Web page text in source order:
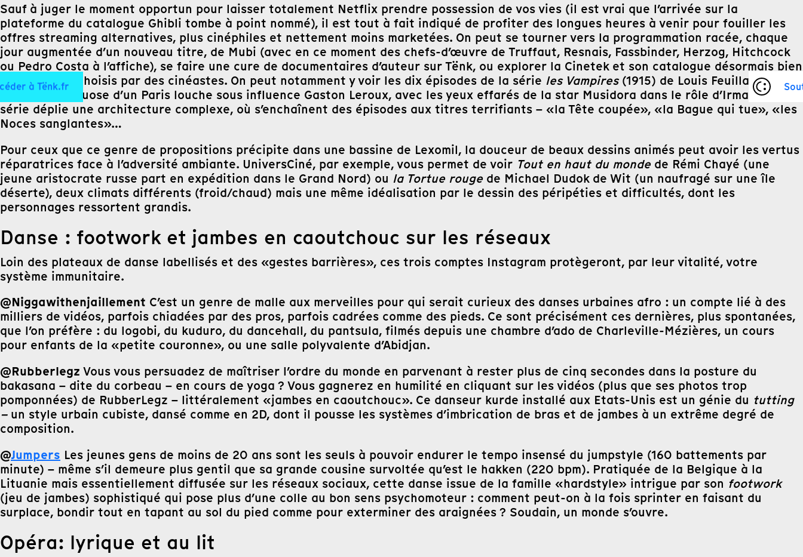
à Tënk.fr
Sauf à juger le moment opportun pour laisser totalement Netflix prendre possession de vos vies (il est vrai que l’arrivée sur la
plateforme du catalogue Ghibli tombe à point nommé), il est tout à fait indiqué de profiter des longues heures à venir pour fouiller les
offres streaming alternatives, plus cinéphiles et nettement moins marketées. On peut se tourner vers la programmation racée, chaque
jour augmentée d’un nouveau titre, de Mubi (avec en ce moment des chefs-d’œuvre de Truffaut, Resnais, Fassbinder, Herzog, Hitchcock
ou Pedro Costa à l’affiche), se faire une cure de documentaires d’auteur sur Tënk, ou explorer la Cinetek et son catalogue désormais bien
garni de film choisis par des cinéastes. On peut notamment y voir les dix épisodes de la série les Vampires(1915) de Louis Feuillade,
évocation virtuose d’un Paris louche sous influence Gaston Leroux, avec les yeux effarés de la star Musidora dans le rôle d’Irma Vep. La
série déplie une architecture complexe, où s’enchaînent des épisodes aux titres terrifiants – «la Tête coupée», «la Bague qui tue», «les
Noces sanglantes»…
Pour ceux que ce genre de propositions précipite dans une bassine de Lexomil, la douceur de beaux dessins animés peut avoir les vertus
réparatrices face à l’adversité ambiante. UniversCiné, par exemple, vous permet de voir Tout en haut du monde de Rémi Chayé (une
jeune aristocrate russe part en expédition dans le Grand Nord) ou la Tortue rougede Michael Dudok de Wit (un naufragé sur une île
déserte), deux climats différents (froid/chaud) mais une même idéalisation par le dessin des péripéties et difficultés, dont les
personnages ressortent grandis.
Danse : footwork et jambes en caoutchouc sur les réseaux
Loin des plateaux de danse labellisés et des «gestes barrières», ces trois comptes Instagram protègeront, par leur vitalité, votre
système immunitaire.
@Niggawithenjaillement C’est un genre de malle aux merveilles pour qui serait curieux des danses urbaines afro : un compte lié à des
milliers de vidéos, parfois chiadées par des pros, parfois cadrées comme des pieds. Ce sont précisément ces dernières, plus spontanées,
que l’on préfère : du logobi, du kuduro, du dancehall, du pantsula, filmés depuis une chambre d’ado de Charleville-Mézières, un cours
pour enfants de la «petite couronne», ou une salle polyvalente d’Abidjan.
@Rubberlegz Vous vous persuadez de maîtriser l’ordre du monde en parvenant à rester plus de cinq secondes dans la posture du
bakasana – dite du corbeau – en cours de yoga ? Vous gagnerez en humilité en cliquant sur les vidéos (plus que ses photos trop
pomponnées) de RubberLegz – littéralement «jambes en caoutchouc». Ce danseur kurde installé aux Etats-Unis est un génie du tutting
– un style urbain cubiste, dansé comme en 2D, dont il pousse les systèmes d’imbrication de bras et de jambes à un extrême degré de
composition.
@Jumpers Les jeunes gens de moins de 20 ans sont les seuls à pouvoir endurer le tempo insensé du jumpstyle (160 battements par
minute) – même s’il demeure plus gentil que sa grande cousine survoltée qu’est le hakken (220 bpm). Pratiquée de la Belgique à la
Lituanie mais essentiellement diffusée sur les réseaux sociaux, cette danse issue de la famille «hardstyle» intrigue par son footwork
(jeu de jambes) sophistiqué qui pose plus d’une colle au bon sens psychomoteur : comment peut-on à la fois sprinter en faisant du
surplace, bondir tout en tapant au sol du pied comme pour exterminer des araignées ? Soudain, un monde s’ouvre.
Opéra: lyrique et au lit